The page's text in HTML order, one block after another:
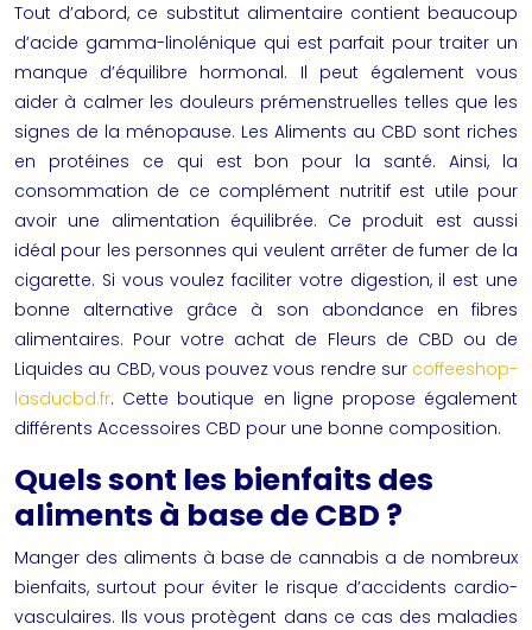
Tout d’abord, ce substitut alimentaire contient beaucoup
d’acide gamma-linolénique qui est parfait pour traiter un
manque d’équilibre hormonal. Il peut également vous
aider à calmer les douleurs prémenstruelles telles que les
signes de la ménopause. Les Aliments au CBD sont riches
en protéines ce qui est bon pour la santé. Ainsi, la
consommation de ce complément nutritif est utile pour
avoir une alimentation équilibrée. Ce produit est aussi
idéal pour les personnes qui veulent arrêter de fumer de la
cigarette. Si vous voulez faciliter votre digestion, il est une
bonne alternative grâce à son abondance en fibres
alimentaires. Pour votre achat de Fleurs de CBD ou de
Liquides au CBD, vous pouvez vous rendre sur coffeeshop-
lasducbd.fr. Cette boutique en ligne propose également
différents Accessoires CBD pour une bonne composition.
Quels sont les bienfaits des
aliments à base de CBD ?
Manger des aliments à base de cannabis a de nombreux
bienfaits, surtout pour éviter le risque d’accidents cardio-
vasculaires. Ils vous protègent dans ce cas des maladies